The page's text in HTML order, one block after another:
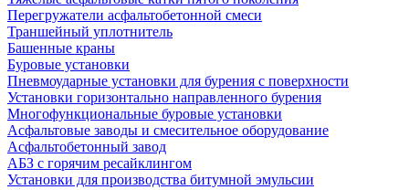
Перегружатели асфальтобетонной смеси
Траншейный уплотнитель
Башенные краны
Буровые установки
Пневмоударные установки для бурения с поверхности
Установки горизонтально направленного бурения
Многофункциональные буровые установки
Асфальтовые заводы и смесительное оборудование
Асфальтобетонный завод
АБЗ с горячим ресайклингом
Установки для производства битумной эмульсии